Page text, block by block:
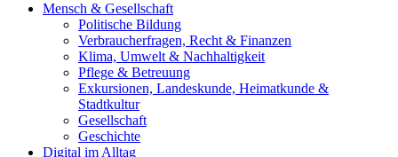
Mensch & Gesellschaft
Politische Bildung
Verbraucherfragen, Recht & Finanzen
Klima, Umwelt & Nachhaltigkeit
Pflege & Betreuung
Exkursionen, Landeskunde, Heimatkunde &
Stadtkultur
Gesellschaft
Geschichte
Digital im Alltag